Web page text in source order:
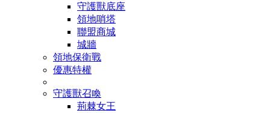
守護獸底座
領地哨塔
聯盟商城
城牆
領地保衛戰
優惠特權
守護獸召喚
荊棘女王